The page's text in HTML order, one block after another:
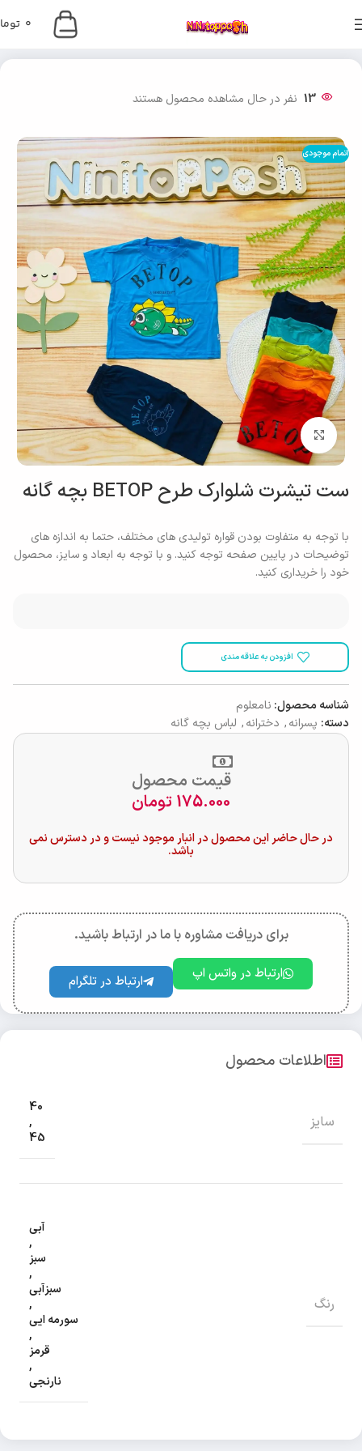
0
13 نفر در حال مشاهده محصول هستند
اتمام موجودی
بزرگنمایی تصویر
ست تیشرت شلوارک طرح BETOP بچه گانه
با توجه به متفاوت بودن قواره تولیدی های مختلف، حتما به اندازه های
توضیحات در پایین صفحه توجه کنید. و با توجه به ابعاد و سایز، محصول
خود را خریداری کنید.
افزودن به علاقه مندی
شناسه محصول: نامعلوم
دسته: پسرانه, دخترانه, لباس بچه گانه
قیمت محصول
175.000 تومان
در حال حاضر این محصول در انبار موجود نیست و در دسترس نمی
باشد.
برای دریافت مشاوره با ما در ارتباط باشید.
ارتباط در واتس اپ ارتباط در تلگرام
اطلاعات محصول
سایز
40
,
45
رنگ
آبی
,
سبز
,
سبزآبی
,
سورمه ایی
,
قرمز
,
نارنجی